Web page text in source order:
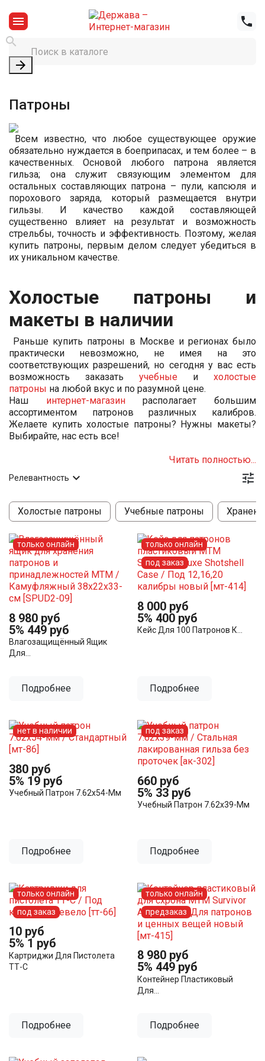




Патроны
Всем известно, что любое существующее оружие
обязательно нуждается в боеприпасах, и тем более – в
качественных. Основой любого патрона является
гильза; она служит связующим элементом для
остальных составляющих патрона – пули, капсюля и
порохового заряда, который размещается внутри
гильзы. И качество каждой составляющей
существенно влияет на результат и возможность
стрельбы, точность и эффективность. Поэтому, желая
купить патроны, первым делом следует убедиться в
их уникальном качестве.
Холостые патроны и
макеты в наличии
Раньше купить патроны в Москве и регионах было
практически невозможно, не имея на это
соответствующих разрешений, но сегодня у вас есть
возможность заказать учебные и холостые
патроны на любой вкус и по разумной цене.
Наш интернет-магазинрасполагает большим
ассортиментом патронов различных калибров.
Желаете купить холостые патроны? Нужны макеты?
Выбирайте, нас есть все!
Читать полностью...

Релевантность 
Холостые патроны Учебные патроны
8 980 руб
5% 449 руб
Влагозащищённый Ящик
Для...
Подробнее
только онлайн
8 000 руб
5% 400 руб
Кейс Для 100 Патронов К...
Подробнее
только онлайн
под заказ
380 руб
5% 19 руб
Учебный Патрон 7.62х54-Мм
Подробнее
нет в наличии
660 руб
5% 33 руб
Учебный Патрон 7.62х39-Мм
Подробнее
под заказ
10 руб
5% 1 руб
Картриджи Для Пистолета
ТТ-С
Подробнее
только онлайн
под заказ
8 980 руб
5% 449 руб
Контейнер Пластиковый
Для...
Подробнее
только онлайн
предзаказ